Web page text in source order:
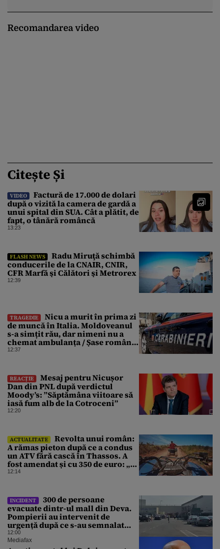
Recomandarea video
Citește Și
VIDEO
Factură de 17.000 de dolari
după o vizită la camera de gardă a
unui spital din SUA. Cât a plătit, de
fapt, o tânără româncă
13:23
FLASH NEWS
Radu Miruţă schimbă
conducerile de la CNAIR, CNIR,
CFR Marfă şi Călători şi Metrorex
12:39
TRAGEDIE
Nicu a murit în prima zi
de muncă în Italia. Moldoveanul
s-a simțit rău, dar nimeni nu a
chemat ambulanța / Șase români,
anchetați
12:37
REACȚIE
Mesaj pentru Nicușor
Dan din PNL după verdictul
Moody’s: ”Săptămâna viitoare să
iasă fum alb de la Cotroceni”
12:20
ACTUALITATE
Revolta unui român:
A rămas pieton după ce a condus
un ATV fără cască în Thassos. A
fost amendat și cu 350 de euro: „Vi
se pare normal?”
12:14
INCIDENT
300 de persoane
evacuate dintr-ul mall din Deva.
Pompierii au intervenit de
urgență după ce s-au semnalat
degajări mari de fum
12:00
Mediafax